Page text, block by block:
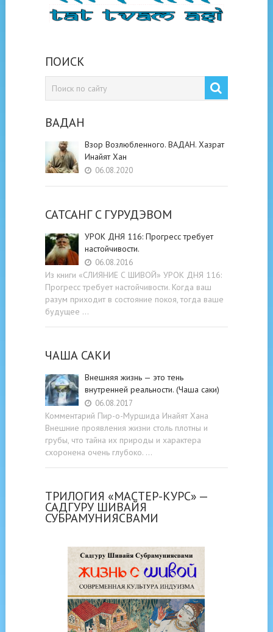
ПОИСК
ВАДАН
Взор Возлюбленного. ВАДАН. Хазрат
Инайят Хан
06.08.2020
САТСАНГ C ГУРУДЭВОМ
УРОК ДНЯ 116: Прогресс требует
настойчивости.
06.08.2016
Из книги «СЛИЯНИЕ С ШИВОЙ» УРОК ДНЯ 116:
Прогресс требует настойчивости. Когда ваш
разум приходит в состояние покоя, тогда ваше
будущее …
ЧАША САКИ
Внешняя жизнь — это тень
внутренней реальности. (Чаша саки)
06.08.2017
Комментарий Пир-о-Муршида Инайят Хана
Внешние проявления жизни столь плотны и
грубы, что тайна их природы и характера
схоронена очень глубоко. …
ТРИЛОГИЯ «МАСТЕР-КУРС» —
САДГУРУ ШИВАЙЯ
СУБРАМУНИЯСВАМИ